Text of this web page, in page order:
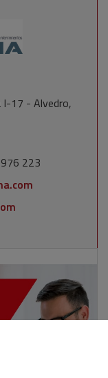
I-17 - Alvedro,
223